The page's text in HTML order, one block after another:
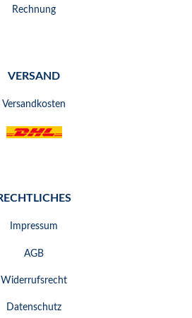
Rechnung
VERSAND
Versandkosten
Impressum
AGB
Widerrufsrecht
Datenschutz